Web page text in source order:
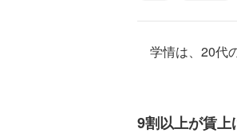
学情は、20代
9割以上が賃上